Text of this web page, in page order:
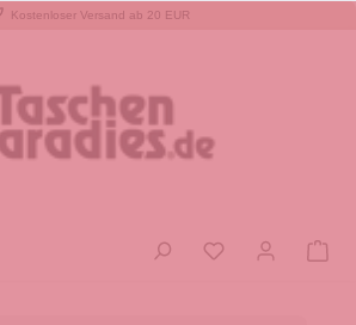
Kostenloser Versand ab 20 EUR